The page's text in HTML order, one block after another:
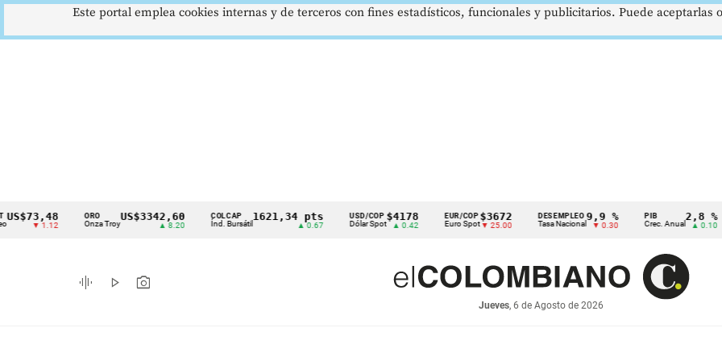
Cintillo
indicadores
económicos
▼ 1.12
ORO
Onza Troy
US$3342,60 COLCAP
Índ. Bursátil
1621,34 pts USD/COP
Dólar Spot
$4178
▲ 0.42
EUR/COP
Euro Spot
$3672
▼ 25.00
DESEMPLEO
Tasa Nacional
9,9 %
▼ 0.30
PIB
Crec. Anual
2,8 %
▲ 0.10
graphic_eq play_arrow photo_camera
Jueves, 6 de Agosto de 2026
Este portal emplea cookies internas y de terceros con fines estadísticos, funcionales y publicitarios. Puede aceptarlas